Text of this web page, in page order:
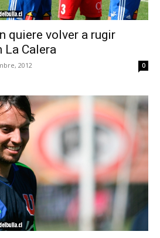
quiere volver a rugir
La Calera
2012 0